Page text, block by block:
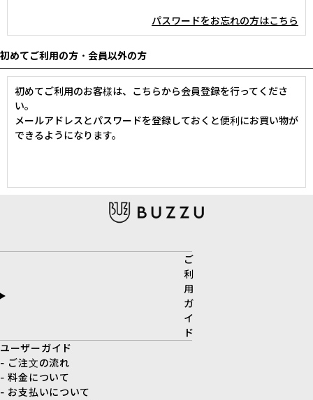
パスワードをお忘れの方はこちら
初めてご利用の方・会員以外の方
初めてご利用のお客様は、こちらから会員登録を行ってくださ
い。
メールアドレスとパスワードを登録しておくと便利にお買い物が
できるようになります。
ご
利
用
ガ
イ
ド
ユーザーガイド
- ご注文の流れ
- 料金について
- お支払いについて